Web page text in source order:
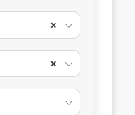
×
×